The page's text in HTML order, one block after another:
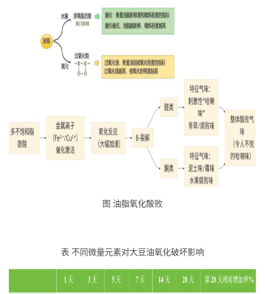
图 油脂氧化酸败
表 不同微量元素对大豆油氧化破坏影响